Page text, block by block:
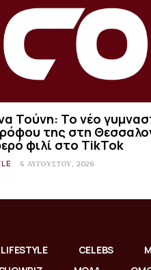
Τούνη: Το νέο
της στη
φιλί στο TikTok
6 ΑΥΓΟΎΣΤΟΥ, 2026
LIFESTYLE CELEBS